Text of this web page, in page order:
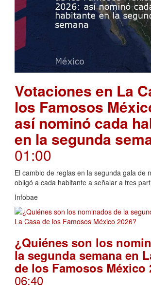
Votaciones en La
los Famosos
así nominó cada
en la segunda
01:00
El cambio de reglas en la segunda gala de
obligó a cada habitante a señalar a tres
Infobae
¿Quiénes son los
la segunda semana en
de los Famosos México
06:40